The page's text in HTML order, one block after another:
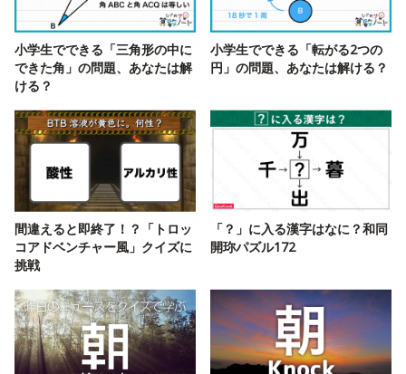
小学生でできる「三角形の中に
できた角」の問題、あなたは解
ける？
小学生でできる「転がる2つの
円」の問題、あなたは解ける？
間違えると即終了！？「トロッ
コアドベンチャー風」クイズに
挑戦
「？」に入る漢字はなに？和同
開珎パズル172